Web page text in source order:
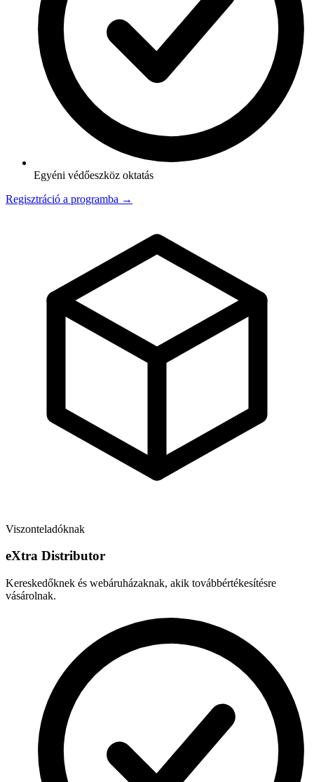
Egyéni védőeszköz oktatás
Regisztráció a programba →
Viszonteladóknak
eXtra Distributor
Kereskedőknek és webáruházaknak, akik továbbértékesítésre
vásárolnak.